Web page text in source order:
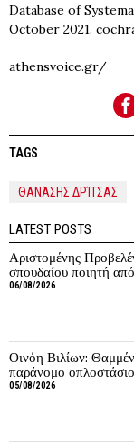
Database of
October 2021.
athensvoice.gr/
TAGS
ΘΑΝΆΣΗΣ ΔΡΊΤΣΑΣ
LATEST POSTS
Αριστομένης
σπουδαίου ποιητή
06/08/2026
Οινόη Βιλίων:
παράνομο
05/08/2026